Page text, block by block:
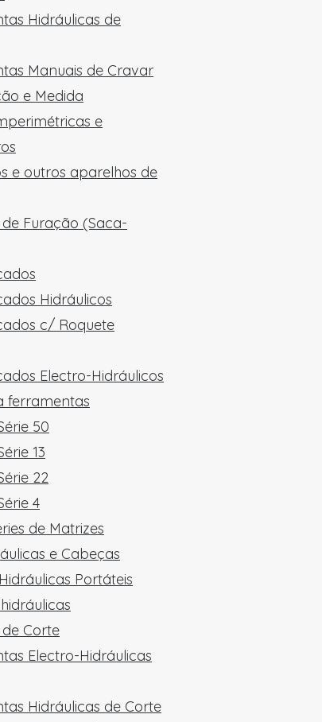
Hidráulicas de
Manuais de Cravar
e Medida
e
e outros aparelhos de
Furação (Saca-
Hidráulicos
c/ Roquete
Electro-Hidráulicos
ferramentas
50
13
22
4
de Matrizes
e Cabeças
Portáteis
Corte
Electro-Hidráulicas
Hidráulicas de Corte